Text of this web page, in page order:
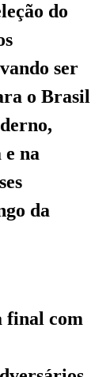
do
ser
o Brasil
e na
da
final com